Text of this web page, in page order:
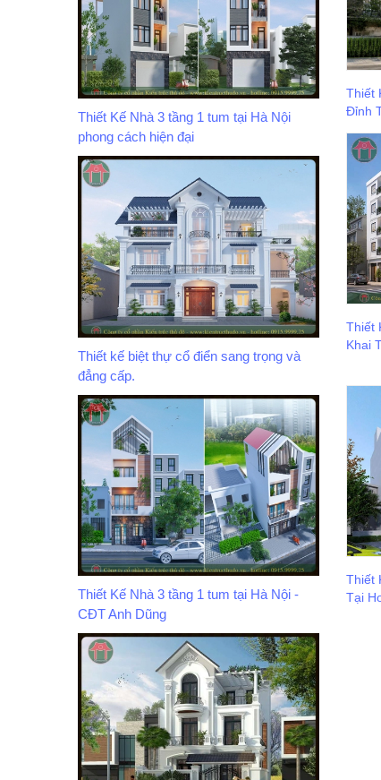
Thiết Kế Nhà 3 tầng 1 tum tại Hà Nội
phong cách hiện đại
Thiết kế biệt thự cổ điển sang trọng và
đẳng cấp.
Thiết Kế Nhà 3 tầng 1 tum tại Hà Nội -
CĐT Anh Dũng
Thiết
Đỉnh
Thiết
Khai
Thiết
Tại